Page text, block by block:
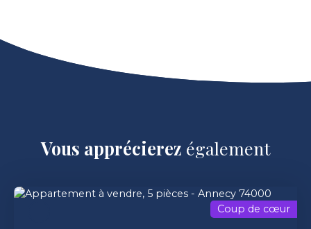
Vous apprécierez également
Coup de cœur